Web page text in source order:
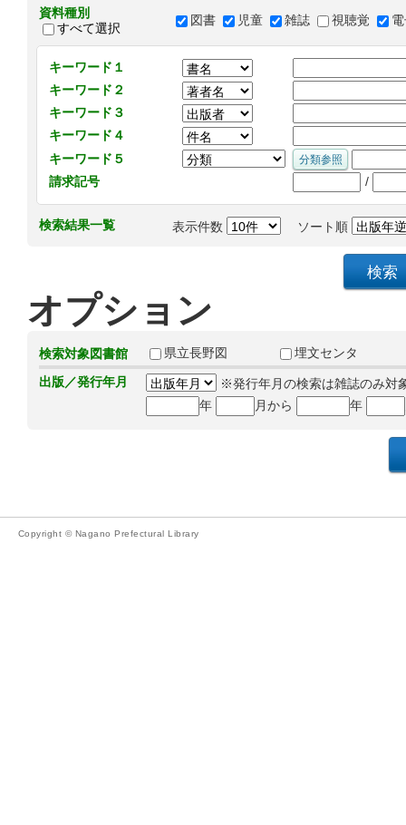
資料種別
すべて選択
図書 児童 雑誌 視聴覚
キーワード１
キーワード２
キーワード３
キーワード４
キーワード５
請求記号
/
検索結果一覧 表示件数 ソート順
オプション
検索対象図書館 県立長野図
埋文センタ
出版／発行年月
※発行年月の検索は雑誌のみ対
年
月から 年
Copyright © Nagano Prefectural Library